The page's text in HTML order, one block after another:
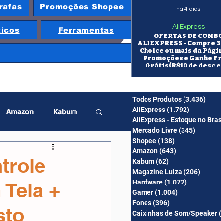
Promoções Shopee
Ferramentas
OFERTAS DE
ALIEXPRESS - Compre
Choice ou mais da
Promoções e Ganhe
Grátis(R$10 de desc
AliExpress
há 4 dias
Amazon Kabum
Projetor
Banggood
+
Todos Produtos(3.436)
AliExpress(1.792)
AliExpress - Estoque no
Mercado Livre(345)
Shopee(138)
Amazon(643)
Kabum(62)
Magazine Luiza (206)
Hardware(1.072)
Gamer(1.004)
Fones(396)
Caixinhas de Som/Speaker